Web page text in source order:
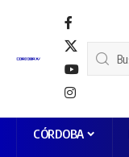
CÓRDOBA